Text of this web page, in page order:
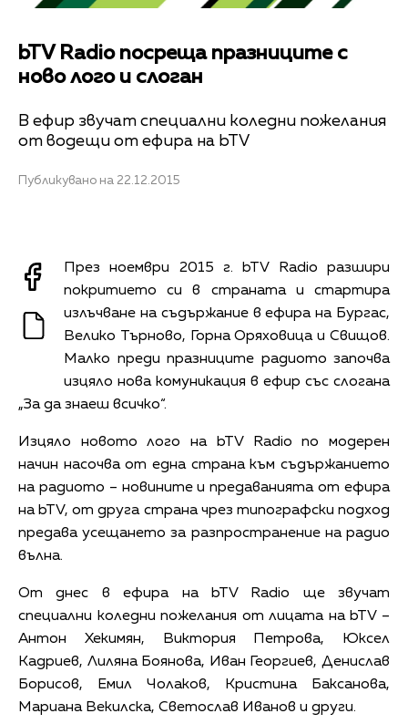
bTV Radio посреща празниците с
ново лого и слоган
В ефир звучат специални коледни пожелания
от водещи от ефира на bTV
Публикувано на 22.12.2015
През ноември 2015 г. bTV Radio разшири
покритието си в страната и стартира
излъчване на съдържание в ефира на Бургас,
Велико Търново, Горна Оряховица и Свищов.
Малко преди празниците радиото започва
изцяло нова комуникация в ефир със слогана
„За да знаеш всичко“.
Изцяло новото лого на bTV Radio по модерен
начин насочва от една страна към съдържанието
на радиото – новините и предаванията от ефира
на bTV, от друга страна чрез типографски подход
предава усещането за разпространение на радио
вълна.
От днес в ефира на bTV Radio ще звучат
специални коледни пожелания от лицата на bTV –
Антон Хекимян, Виктория Петрова, Юксел
Кадриев, Лиляна Боянова, Иван Георгиев, Денислав
Борисов, Емил Чолаков, Кристина Баксанова,
Мариана Векилска, Светослав Иванов и други.